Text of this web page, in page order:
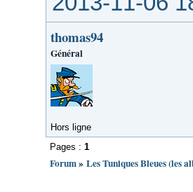
thomas94
Général
Hors ligne
Pages : 1
Forum» Les Tuniques Bleues (les